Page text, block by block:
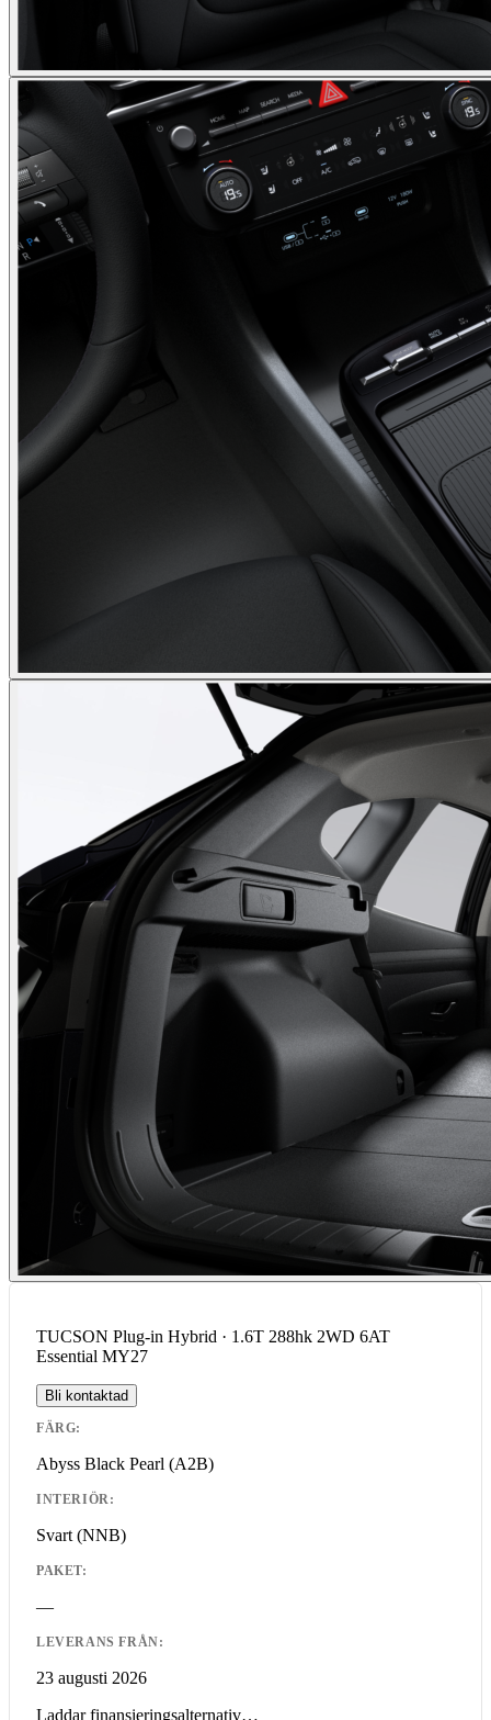
TUCSON Plug-in Hybrid · 1.6T 288hk 2WD 6AT
Essential MY27
Bli kontaktad
FÄRG:
Abyss Black Pearl (A2B)
INTERIÖR:
Svart (NNB)
PAKET:
—
LEVERANS FRÅN:
23 augusti 2026
Laddar finansieringsalternativ…